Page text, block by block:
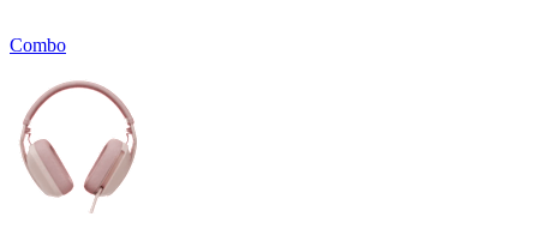
Combo